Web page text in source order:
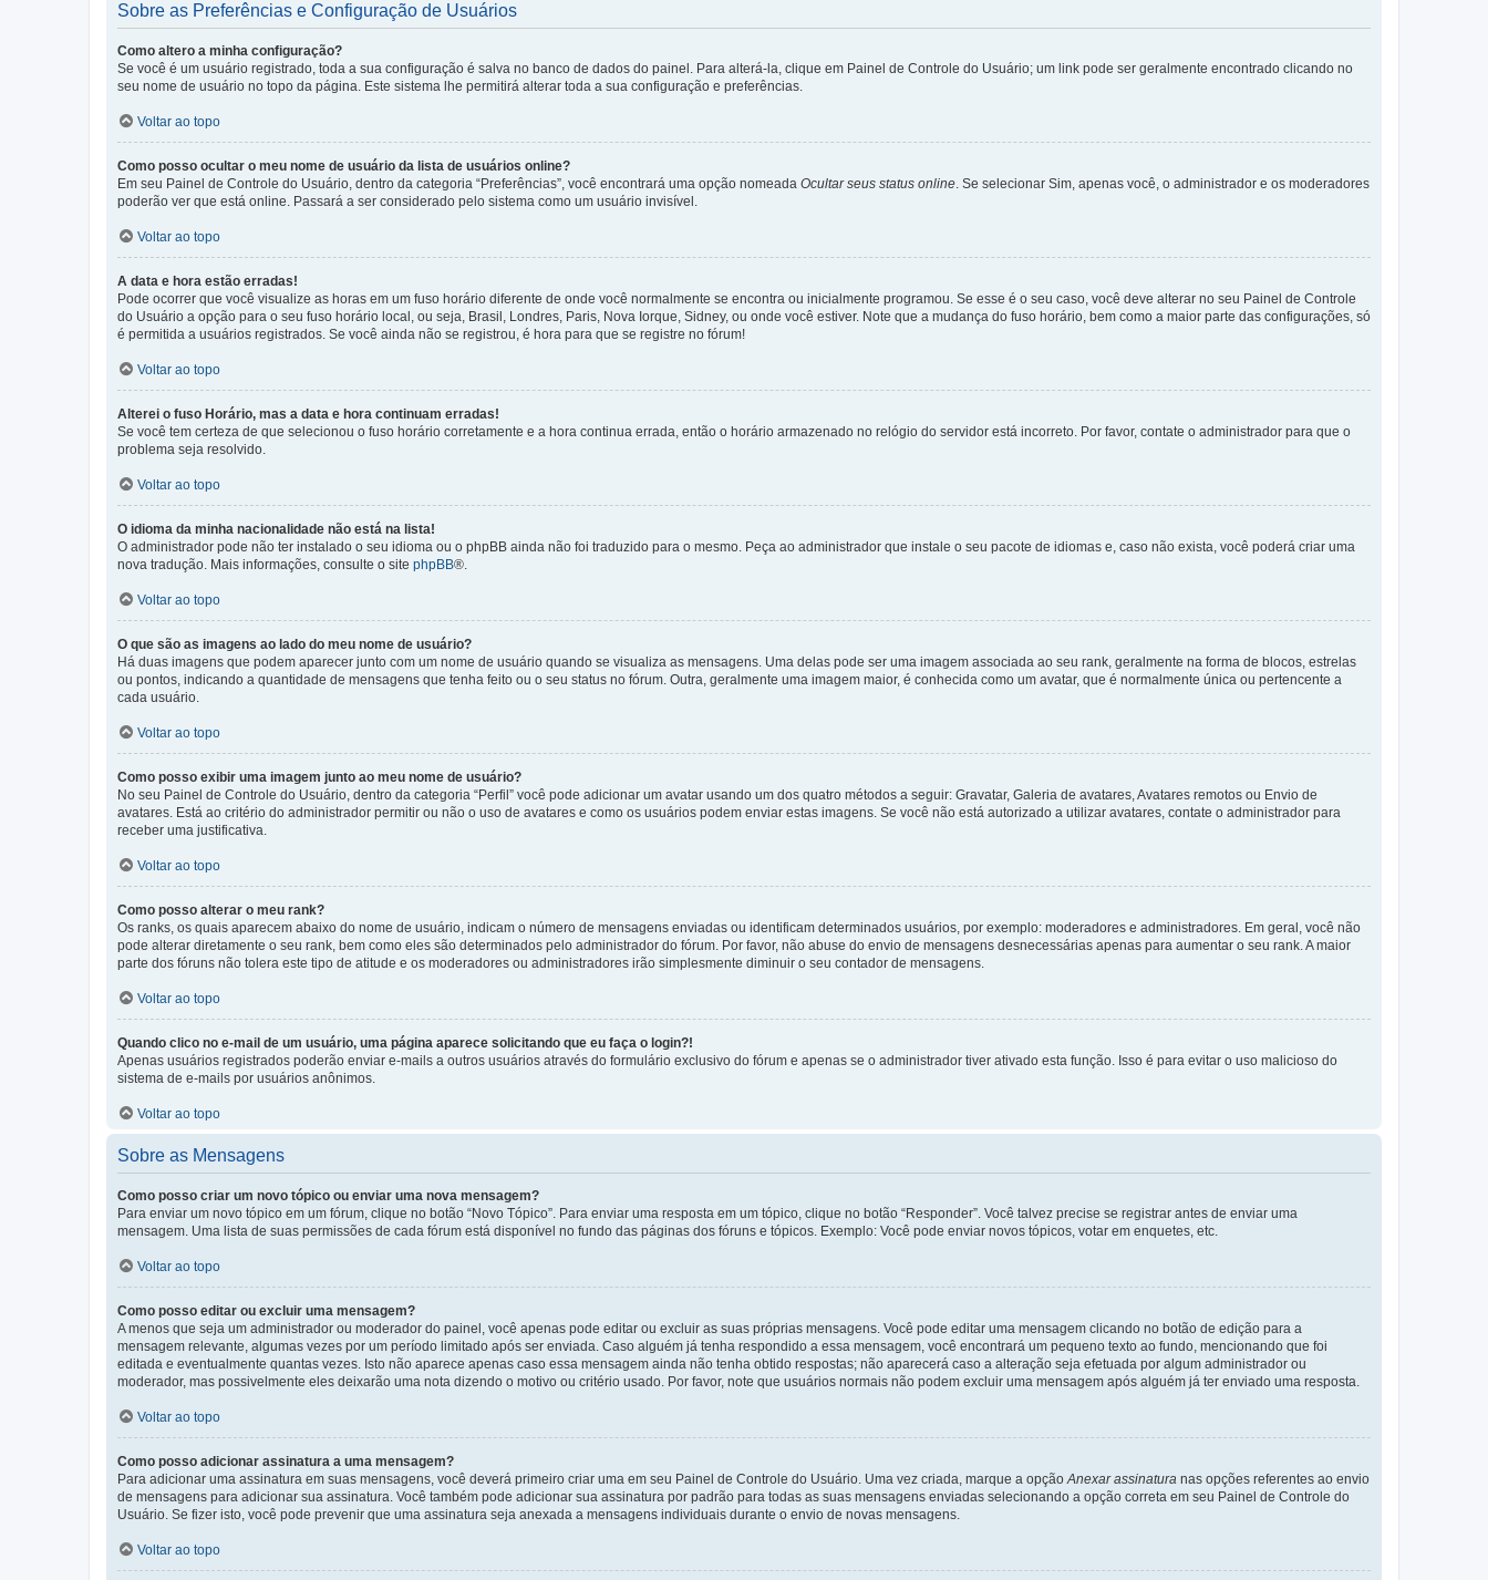
Sobre as Preferências e Configuração de Usuários
Como altero a minha configuração?
Se você é um usuário registrado, toda a sua configuração é salva no banco de dados do painel. Para alterá-la, clique em Painel de Controle do Usuário; um link pode ser geralmente encontrado clicando no
seu nome de usuário no topo da página. Este sistema lhe permitirá alterar toda a sua configuração e preferências.
Voltar ao topo
Como posso ocultar o meu nome de usuário da lista de usuários online?
Em seu Painel de Controle do Usuário, dentro da categoria “Preferências”, você encontrará uma opção nomeada Ocultar seus status online. Se selecionar Sim, apenas você, o administrador e os moderadores
poderão ver que está online. Passará a ser considerado pelo sistema como um usuário invisível.
Voltar ao topo
A data e hora estão erradas!
Pode ocorrer que você visualize as horas em um fuso horário diferente de onde você normalmente se encontra ou inicialmente programou. Se esse é o seu caso, você deve alterar no seu Painel de Controle
do Usuário a opção para o seu fuso horário local, ou seja, Brasil, Londres, Paris, Nova Iorque, Sidney, ou onde você estiver. Note que a mudança do fuso horário, bem como a maior parte das configurações, só
é permitida a usuários registrados. Se você ainda não se registrou, é hora para que se registre no fórum!
Voltar ao topo
Alterei o fuso Horário, mas a data e hora continuam erradas!
Se você tem certeza de que selecionou o fuso horário corretamente e a hora continua errada, então o horário armazenado no relógio do servidor está incorreto. Por favor, contate o administrador para que o
problema seja resolvido.
Voltar ao topo
O idioma da minha nacionalidade não está na lista!
O administrador pode não ter instalado o seu idioma ou o phpBB ainda não foi traduzido para o mesmo. Peça ao administrador que instale o seu pacote de idiomas e, caso não exista, você poderá criar uma
nova tradução. Mais informações, consulte o site phpBB®.
Voltar ao topo
O que são as imagens ao lado do meu nome de usuário?
Há duas imagens que podem aparecer junto com um nome de usuário quando se visualiza as mensagens. Uma delas pode ser uma imagem associada ao seu rank, geralmente na forma de blocos, estrelas
ou pontos, indicando a quantidade de mensagens que tenha feito ou o seu status no fórum. Outra, geralmente uma imagem maior, é conhecida como um avatar, que é normalmente única ou pertencente a
cada usuário.
Voltar ao topo
Como posso exibir uma imagem junto ao meu nome de usuário?
No seu Painel de Controle do Usuário, dentro da categoria “Perfil” você pode adicionar um avatar usando um dos quatro métodos a seguir: Gravatar, Galeria de avatares, Avatares remotos ou Envio de
avatares. Está ao critério do administrador permitir ou não o uso de avatares e como os usuários podem enviar estas imagens. Se você não está autorizado a utilizar avatares, contate o administrador para
receber uma justificativa.
Voltar ao topo
Como posso alterar o meu rank?
Os ranks, os quais aparecem abaixo do nome de usuário, indicam o número de mensagens enviadas ou identificam determinados usuários, por exemplo: moderadores e administradores. Em geral, você não
pode alterar diretamente o seu rank, bem como eles são determinados pelo administrador do fórum. Por favor, não abuse do envio de mensagens desnecessárias apenas para aumentar o seu rank. A maior
parte dos fóruns não tolera este tipo de atitude e os moderadores ou administradores irão simplesmente diminuir o seu contador de mensagens.
Voltar ao topo
Quando clico no e-mail de um usuário, uma página aparece solicitando que eu faça o login?!
Apenas usuários registrados poderão enviar e-mails a outros usuários através do formulário exclusivo do fórum e apenas se o administrador tiver ativado esta função. Isso é para evitar o uso malicioso do
sistema de e-mails por usuários anônimos.
Voltar ao topo
Sobre as Mensagens
Como posso criar um novo tópico ou enviar uma nova mensagem?
Para enviar um novo tópico em um fórum, clique no botão “Novo Tópico”. Para enviar uma resposta em um tópico, clique no botão “Responder”. Você talvez precise se registrar antes de enviar uma
mensagem. Uma lista de suas permissões de cada fórum está disponível no fundo das páginas dos fóruns e tópicos. Exemplo: Você pode enviar novos tópicos, votar em enquetes, etc.
Voltar ao topo
Como posso editar ou excluir uma mensagem?
A menos que seja um administrador ou moderador do painel, você apenas pode editar ou excluir as suas próprias mensagens. Você pode editar uma mensagem clicando no botão de edição para a
mensagem relevante, algumas vezes por um período limitado após ser enviada. Caso alguém já tenha respondido a essa mensagem, você encontrará um pequeno texto ao fundo, mencionando que foi
editada e eventualmente quantas vezes. Isto não aparece apenas caso essa mensagem ainda não tenha obtido respostas; não aparecerá caso a alteração seja efetuada por algum administrador ou
moderador, mas possivelmente eles deixarão uma nota dizendo o motivo ou critério usado. Por favor, note que usuários normais não podem excluir uma mensagem após alguém já ter enviado uma resposta.
Voltar ao topo
Como posso adicionar assinatura a uma mensagem?
Para adicionar uma assinatura em suas mensagens, você deverá primeiro criar uma em seu Painel de Controle do Usuário. Uma vez criada, marque a opçãoAnexar assinatura nas opções referentes ao envio
de mensagens para adicionar sua assinatura. Você também pode adicionar sua assinatura por padrão para todas as suas mensagens enviadas selecionando a opção correta em seu Painel de Controle do
Usuário. Se fizer isto, você pode prevenir que uma assinatura seja anexada a mensagens individuais durante o envio de novas mensagens.
Voltar ao topo